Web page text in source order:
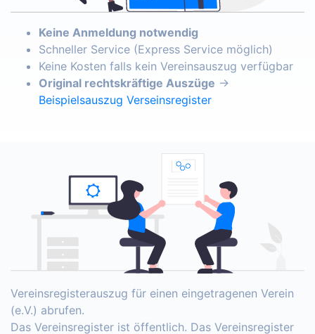
Keine Anmeldung notwendig
Schneller Service (Express Service möglich)
Keine Kosten falls kein Vereinsauszug verfügbar
Original rechtskräftige Auszüge →
Beispielsauszug Verseinsregister
Vereinsregisterauszug für einen eingetragenen Verein
(e.V.) abrufen.
Das Vereinsregister ist öffentlich. Das Vereinsregister